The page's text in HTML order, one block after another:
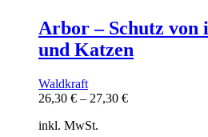
Arbor – Schutz von
und Katzen
Waldkraft
26,30 € – 27,30 €
inkl. MwSt.